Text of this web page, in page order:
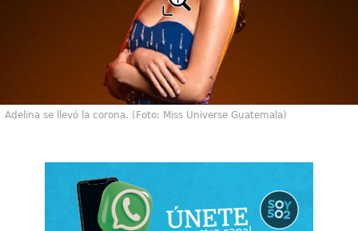
Adelina se llevó la corona. (Foto: Miss Universe Guatemala)